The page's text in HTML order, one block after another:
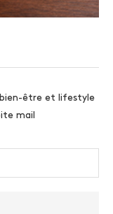
être et lifestyle
mail